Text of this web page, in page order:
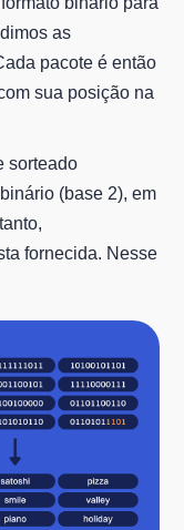
as
pacote é então
sua posição na
sorteado
(base 2), em
fornecida. Nesse